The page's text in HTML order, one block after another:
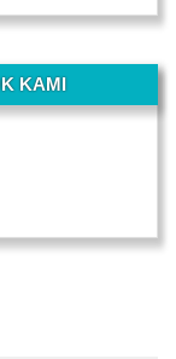
KAMI